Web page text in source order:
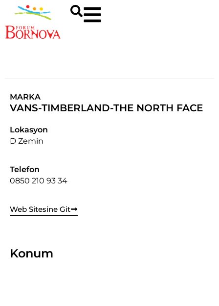
MARKA
VANS-TIMBERLAND-THE NORTH FACE
Lokasyon
D Zemin
Telefon
0850 210 93 34
Web Sitesine Git
Konum